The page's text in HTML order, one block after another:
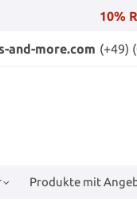
10%
and-more.com (+49)
Produkte mit